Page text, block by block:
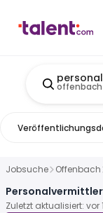
offenbach
Jobsuche Offenbach
Zuletzt aktualisiert: vor